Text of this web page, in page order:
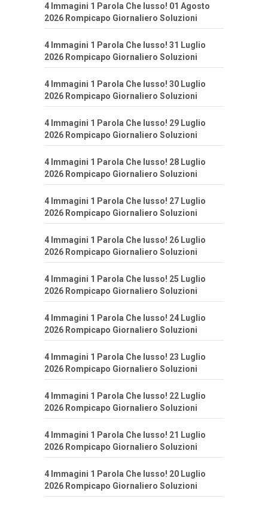
4 Immagini 1 Parola Che lusso! 01 Agosto
2026 Rompicapo Giornaliero Soluzioni
4 Immagini 1 Parola Che lusso! 31 Luglio
2026 Rompicapo Giornaliero Soluzioni
4 Immagini 1 Parola Che lusso! 30 Luglio
2026 Rompicapo Giornaliero Soluzioni
4 Immagini 1 Parola Che lusso! 29 Luglio
2026 Rompicapo Giornaliero Soluzioni
4 Immagini 1 Parola Che lusso! 28 Luglio
2026 Rompicapo Giornaliero Soluzioni
4 Immagini 1 Parola Che lusso! 27 Luglio
2026 Rompicapo Giornaliero Soluzioni
4 Immagini 1 Parola Che lusso! 26 Luglio
2026 Rompicapo Giornaliero Soluzioni
4 Immagini 1 Parola Che lusso! 25 Luglio
2026 Rompicapo Giornaliero Soluzioni
4 Immagini 1 Parola Che lusso! 24 Luglio
2026 Rompicapo Giornaliero Soluzioni
4 Immagini 1 Parola Che lusso! 23 Luglio
2026 Rompicapo Giornaliero Soluzioni
4 Immagini 1 Parola Che lusso! 22 Luglio
2026 Rompicapo Giornaliero Soluzioni
4 Immagini 1 Parola Che lusso! 21 Luglio
2026 Rompicapo Giornaliero Soluzioni
4 Immagini 1 Parola Che lusso! 20 Luglio
2026 Rompicapo Giornaliero Soluzioni